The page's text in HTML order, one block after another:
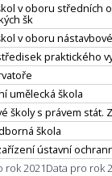
v oboru středních
šk
v oboru
praktického
umělecká škola
školy s právem stát.
škola
ústavní
rok 2021Data pro rok